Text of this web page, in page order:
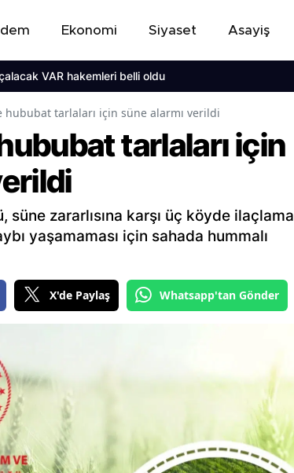
Ekonomi Siyaset Asayiş
VAR hakemleri belli oldu
hububat tarlaları için süne alarmı verildi
tarlaları için
süne zararlısına karşı üç köyde ilaçlama
yaşamaması için sahada hummalı
X'de Paylaş Whatsapp'tan Gönder